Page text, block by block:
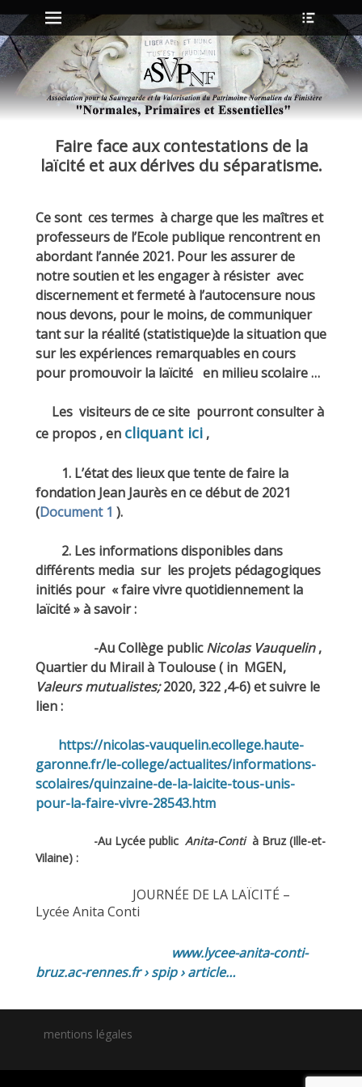
Menu principal
Aller
au
contenu
l’en-
tête
Faire face aux contestations de la
laïcité et aux dérives du séparatisme.
Ce sont ces termes à charge que les maîtres et
professeurs de l’Ecole publique rencontrent en
abordant l’année 2021. Pour les assurer de
notre soutien et les engager à résister avec
discernement et fermeté à l’autocensure nous
nous devons, pour le moins, de communiquer
tant sur la réalité (statistique)de la situation que
sur les expériences remarquables en cours
pour promouvoir la laïcité en milieu scolaire …
Les visiteurs de ce site pourront consulter à
ce propos , en cliquant ici ,
1. L’état des lieux que tente de faire la
fondation Jean Jaurès en ce début de 2021
(Document 1 ).
2. Les informations disponibles dans
différents media sur les projets pédagogiques
initiés pour « faire vivre quotidiennement la
laïcité » à savoir :
-Au Collège publicNicolas Vauquelin,
Quartier du Mirail à Toulouse ( in MGEN,
Valeurs mutualistes;2020, 322 ,4-6) et suivre le
lien :
https://nicolas-vauquelin.ecollege.haute-
garonne.fr/le-college/actualites/informations-
scolaires/quinzaine-de-la-laicite-tous-unis-
pour-la-faire-vivre-28543.htm
-Au Lycée public Anita-Contià Bruz (Ille-et-
Vilaine) :
JOURNÉE DE LA LAÏCITÉ –
Lycée Anita Conti
www.lycee-anita-conti-
bruz.ac-rennes.fr › spip › article…
mentions légales